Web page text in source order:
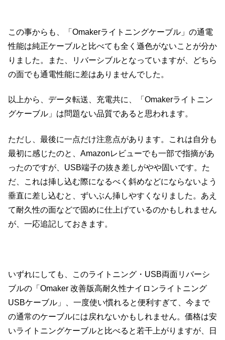
この事からも、「Omakerライトニングケーブル」の通電
性能は純正ケーブルと比べても全く遜色がないことが分か
りました。また、リバーシブルとなっていますが、どちら
の面でも通電性能に差はありませんでした。
以上から、データ転送、充電共に、「Omakerライトニン
グケーブル」は問題ない品質であると思われます。
ただし、最後に一点だけ注意点があります。これは自分も
最初に感じたのと、Amazonレビューでも一部で指摘があ
ったのですが、USB端子の抜き差しがやや固いです。た
だ、これは挿し込む際になるべく斜めなどにならないよう
垂直に差し込むと、ずいぶん挿しやすくなりました。あえ
て耐久性の面などで固めに仕上げているのかもしれません
が、一応追記しておきます。
いずれにしても、このライトニング・USB両面リバーシ
ブルの「Omaker 改善版高耐久性ナイロンライトニング
USBケーブル」、一度使い慣れると便利すぎて、今まで
の通常のケーブルには戻れないかもしれません。価格は安
いライトニングケーブルと比べると若干上がりますが、日